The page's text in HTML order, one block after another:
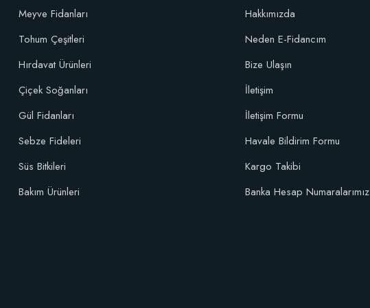
Meyve Fidanları
Tohum Çeşitleri
Hırdavat Ürünleri
Çiçek Soğanları
Gül Fidanları
Sebze Fideleri
Süs Bitkileri
Bakım Ürünleri
Hakkımızda
Neden E-Fidancım
Bize Ulaşın
İletişim
İletişim Formu
Havale Bildirim Formu
Kargo Takibi
Banka Hesap Numaralarımız